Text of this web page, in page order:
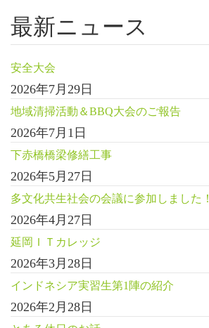
最新ニュース
安全大会
2026年7月29日
地域清掃活動＆BBQ大会のご報告
2026年7月1日
下赤橋橋梁修繕工事
2026年5月27日
多文化共生社会の会議に参加しました！
2026年4月27日
延岡ＩＴカレッジ
2026年3月28日
インドネシア実習生第1陣の紹介
2026年2月28日